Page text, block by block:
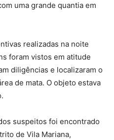
uma grande quantia em
realizadas na noite
foram vistos em atitude
diligências e localizaram o
de mata. O objeto estava
suspeitos foi encontrado
de Vila Mariana,